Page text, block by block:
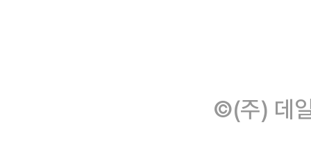
©(주) 데